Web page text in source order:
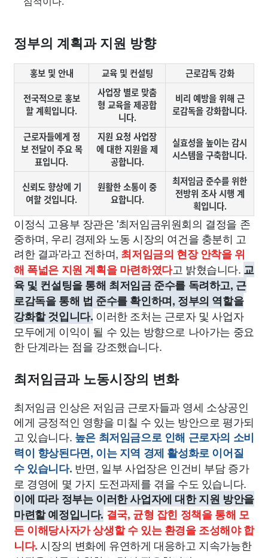
정부의 계획과 지원 방향
홍보 및 안내 교육 및 컨설팅 근로감독 강화
전국적으로 홍보
할 계획입니다.
사업장 별로 맞춤
형 교육을 제공합
니다.
비리 예방을 위해 근
로감독을 강화합니다.
근로자들에게 정
보 전달이 주요 목
표입니다.
지원 요청 사업장
에 대한 지원을 제
공합니다.
실효성을 높이는 감시
시스템을 구축합니다.
신뢰도 향상에 기
여할 것입니다.
원활한 소통이 중
요합니다.
최저임금 준수를 위한
전방위 조사 시행 계
획입니다.
이정식 고용부 장관은 '최저임금위원회의 결정을 존
중하며, 우리 경제와 노동 시장의 여건을 충분히 고
려한 결과'라고 전하며, 최저임금의 현장 안착을 위
해 폭넓은 지원 계획을 마련하였다고 밝혔습니다. 교
육 및 컨설팅을 통해 최저임금 준수를 독려하고, 근
로감독을 통해 법 준수를 확인하며, 정부의 역할을
강화할 것입니다. 이러한 조처는 근로자 및 사업자
모두에게 이익이 될 수 있는 방향으로 나아가는 중요
한 단계라는 점을 강조했습니다.
최저임금과 노동시장의 변화
최저임금 인상은 저임금 근로자들과 영세 소상공인
에게 긍정적인 영향을 미칠 수 있는 방안으로 평가되
고 있습니다. 높은 최저임금으로 인해 근로자의 소비
력이 향상된다면, 이는 지역 경제 활성화로 이어질
수 있습니다. 반면, 일부 사업장은 인건비 부담 증가
로 경영에 몇 가지 도전과제를 겪을 수도 있습니다.
이에 따라 정부는 이러한 사업자에 대한 지원 방안을
마련할 예정입니다. 결국, 균형 잡힌 정책을 통해 모
든 이해당사자가 상생할 수 있는 환경을 조성해야 합
니다.시장의 변화에 유연하게 대응하고 지속가능한